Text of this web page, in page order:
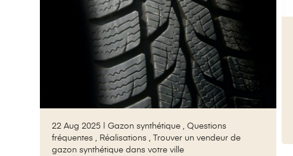
22 Aug 2025 | Gazon synthétique
Questions
fréquentes
Réalisations
Trouver un vendeur de
gazon synthétique dans votre ville